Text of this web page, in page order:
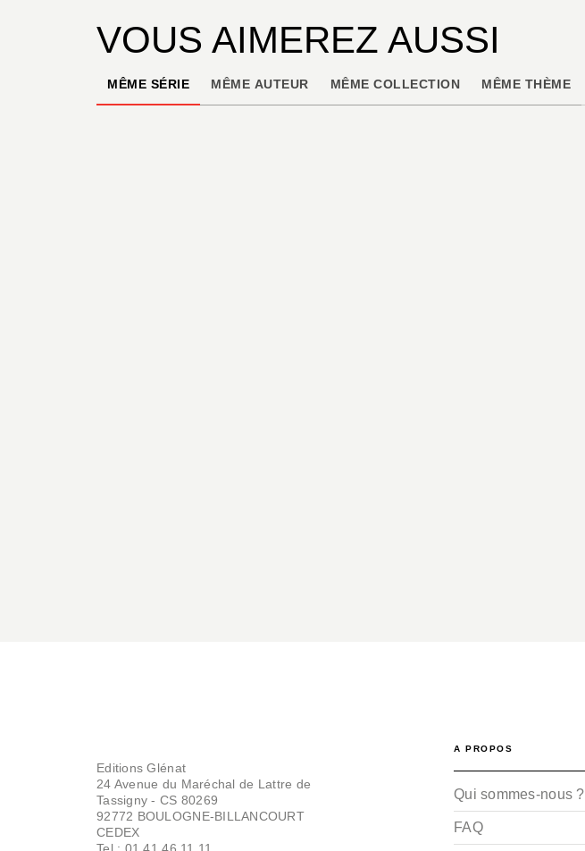
VOUS AIMEREZ AUSSI
MÊME SÉRIE MÊME AUTEUR MÊME COLLECTION MÊME THÈME
Editions Glénat
24 Avenue du Maréchal de Lattre de
Tassigny - CS 80269
92772 BOULOGNE-BILLANCOURT
CEDEX
A PROPOS
Qui sommes-nous ?
FAQ